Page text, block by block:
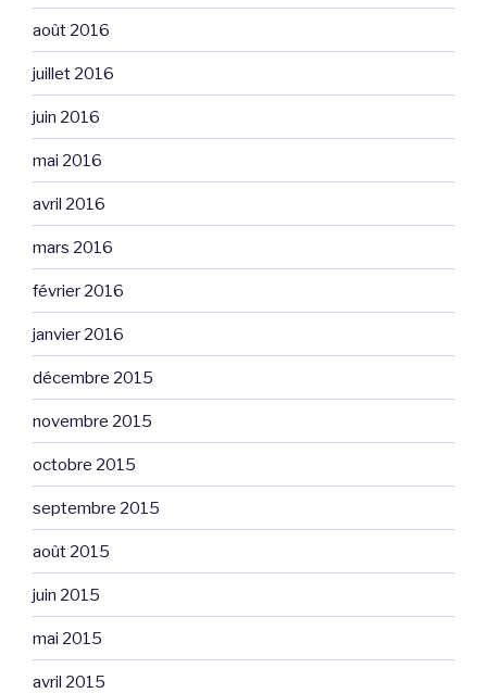
août 2016
juillet 2016
juin 2016
mai 2016
avril 2016
mars 2016
février 2016
janvier 2016
décembre 2015
novembre 2015
octobre 2015
septembre 2015
août 2015
juin 2015
mai 2015
avril 2015